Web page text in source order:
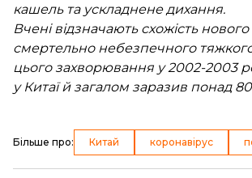
кашель та ускладнене дихання.
Вчені відзначають схожість
смертельно небезпечного
цього захворювання у 2002-2003
у Китаї й загалом заразив понад
Більше про: Китай коронавірус